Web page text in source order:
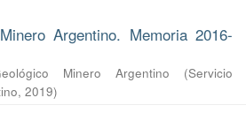
Argentino. Memoria 2016-
Minero Argentino (Servicio
, 2019)